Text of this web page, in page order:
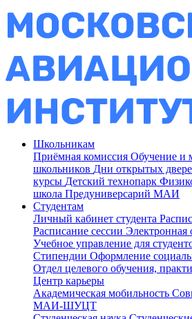
Школьникам
Приёмная комиссия Обучение и
школьников Дни открытых
курсы Детский технопарк
школа Предуниверсарий МАИ
Студентам
Личный кабинет студента
Расписание сессии Электронная
Учебное управление для
Стипендии Оформление
Отдел целевого обучения,
Центр карьеры
Академическая мобильность
МАИ-ШУЦТ